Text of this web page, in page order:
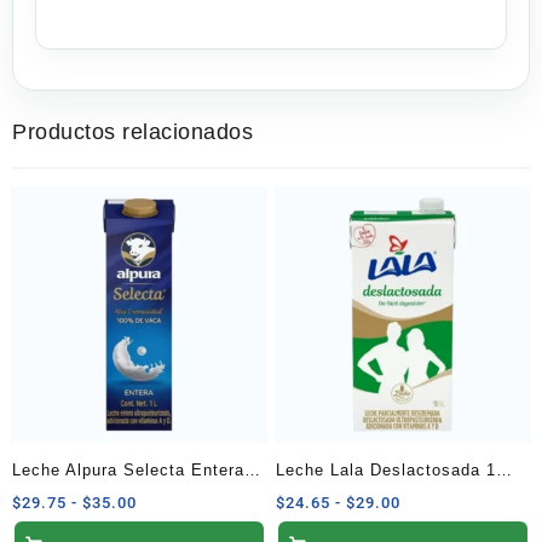
Productos relacionados
Leche Alpura Selecta Entera
de 1 Litro
$29.75 - $35.00
de
Leche Lala Deslactosada 1
Litro
$24.65 - $29.00
de